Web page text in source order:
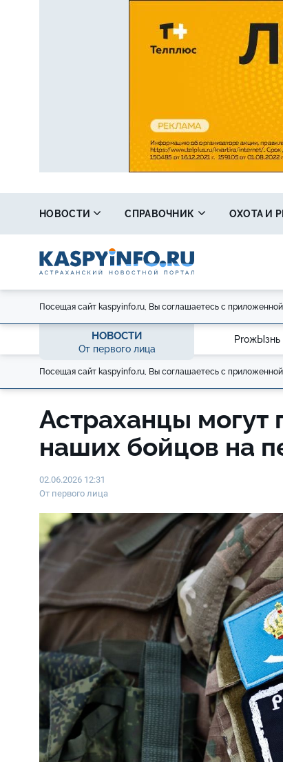
НОВОСТИ СПРАВОЧНИК ОХОТА И
Посещая сайт kaspyinfo.ru, Вы соглашаетесь с приложенной
НОВОСТИ
От первого лица
ProжЫзнь
Посещая сайт kaspyinfo.ru, Вы соглашаетесь с приложенной
Астраханцы могут
наших бойцов на
02.06.2026 12:31
От первого лица